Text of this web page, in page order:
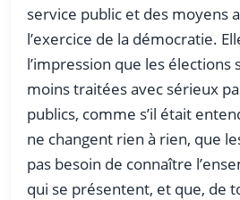
service public et des moyens
l’exercice de la démocratie.
l’impression que les élections
moins traitées avec sérieux
publics, comme s’il était
ne changent rien à rien, que
pas besoin de connaître
qui se présentent, et que, de